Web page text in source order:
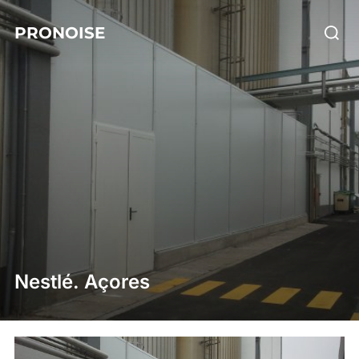
Skip
to
content
PRONOISE
Search
Nestlé. Açores